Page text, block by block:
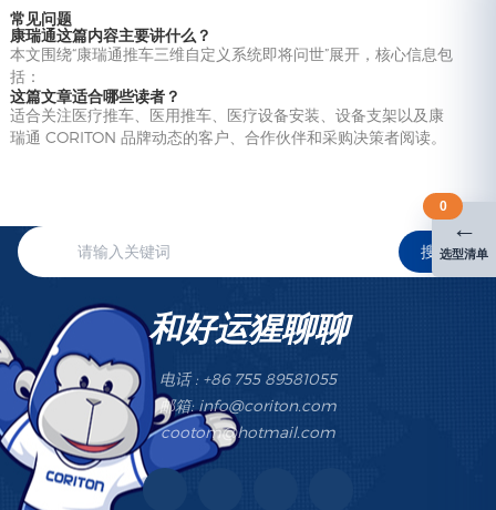
常见问题
康瑞通这篇内容主要讲什么？
本文围绕“康瑞通推车三维自定义系统即将问世”展开，核心信息包
括：
这篇文章适合哪些读者？
适合关注医疗推车、医用推车、医疗设备安装、设备支架以及康
瑞通 CORITON 品牌动态的客户、合作伙伴和采购决策者阅读。
搜索
和好运猩聊聊
电话 : +86 755 89581055
邮箱: info@coriton.com
cootom@hotmail.com
←
选型清单
0